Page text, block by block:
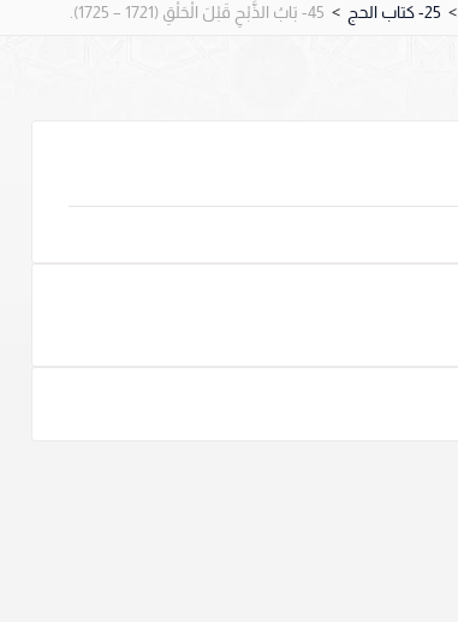
> 25- كتاب الحج > 45- ‌‌بَابُ الذَّبْحِ قَبْلَ الْحَلْقِ (1721 – 1725).